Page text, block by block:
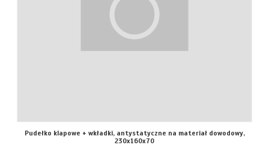
Pudełko klapowe + wkładki, antystatyczne na materiał dowodowy,
230x160x70